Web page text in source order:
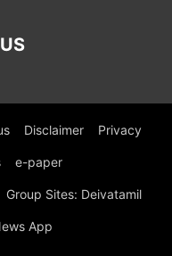
Disclaimer Privacy
e-paper
Group Sites: Deivatamil
App